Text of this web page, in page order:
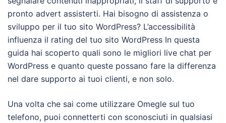
pronto advert assisterti. Hai bisogno di assistenza o
sviluppo per il tuo sito WordPress? L’accessibilità
influenza il rating del tuo sito WordPress In questa
guida hai scoperto quali sono le migliori live chat per
WordPress e quanto queste possano fare la differenza
nel dare supporto ai tuoi clienti, e non solo.
Una volta che sai come utilizzare Omegle sul tuo
telefono, puoi connetterti con sconosciuti in qualsiasi